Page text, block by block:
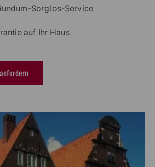
Sorglos-Service
auf Ihr Haus